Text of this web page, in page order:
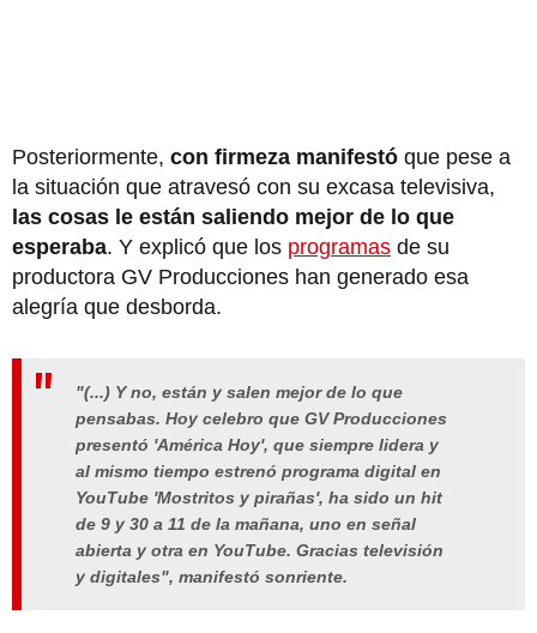
Posteriormente, con firmeza manifestó que pese a
la situación que atravesó con su excasa televisiva,
las cosas le están saliendo mejor de lo que
esperaba. Y explicó que los programas de su
productora GV Producciones han generado esa
alegría que desborda.
"(...) Y no, están y salen mejor de lo que
pensabas. Hoy celebro que GV Producciones
presentó 'América Hoy', que siempre lidera y
al mismo tiempo estrenó programa digital en
YouTube 'Mostritos y pirañas', ha sido un hit
de 9 y 30 a 11 de la mañana, uno en señal
abierta y otra en YouTube. Gracias televisión
y digitales", manifestó sonriente.